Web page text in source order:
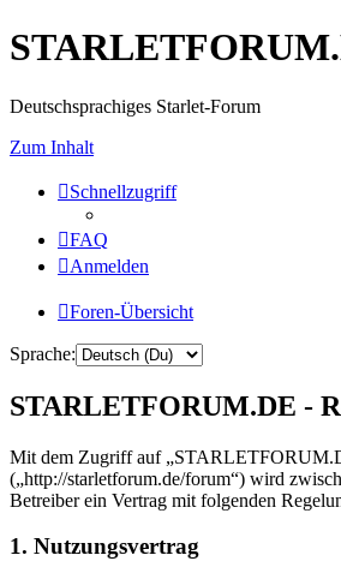
Deutschsprachiges Starlet-Forum
Zum Inhalt
Schnellzugriff
FAQ
Anmelden
Foren-Übersicht
Sprache:
STARLETFORUM.DE -
Mit dem Zugriff auf
(„http://starletforum.de/forum“) wird
Betreiber ein Vertrag mit folgenden
1. Nutzungsvertrag